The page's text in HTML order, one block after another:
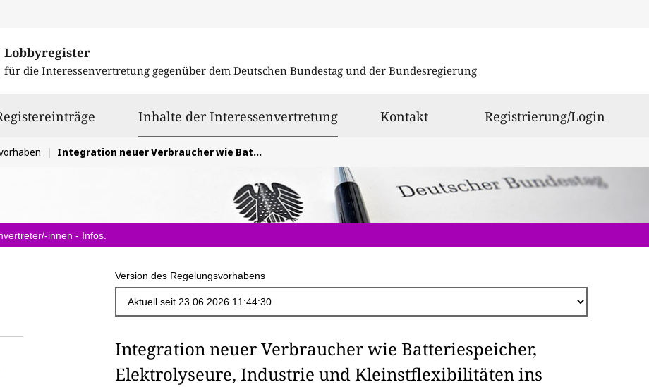
Lobbyregister
für die Interessenvertretung gegenüber dem Deutschen Bundestag und der Bundesregierung
Inhalte der Interessenvertretungausgewählt
Kontakt Registrierung/Login
Integration neuer Verbraucher wie Batteriespeicher, Elektrolyseure, Industrie und Kleinstflexibilitäten ins Stromnetz
innen - Infos
Version des Regelungsvorhabens
Integration neuer Verbraucher wie Batteriespeicher,
Elektrolyseure, Industrie und Kleinstflexibilitäten ins